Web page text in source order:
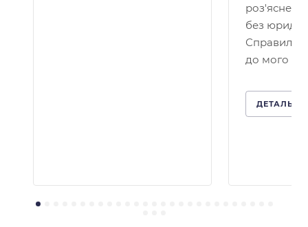
роз'яснено
без
Справило
до мого